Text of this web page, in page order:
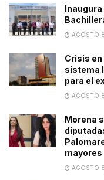
AGOSTO
Crisis en
sistema
para el
AGOSTO
Morena
mayores
AGOSTO